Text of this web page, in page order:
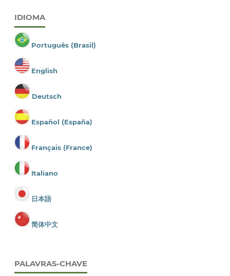
IDIOMA
Português (Brasil)
English
Deutsch
Español (España)
Français (France)
Italiano
日本語
简体中文
PALAVRAS-CHAVE